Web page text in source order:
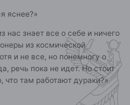
яснее?»
нас знает все о себе и ничего
из космической
и не все, но понемногу о
речь пока не идет. Но стоит
что там работают дураки?»